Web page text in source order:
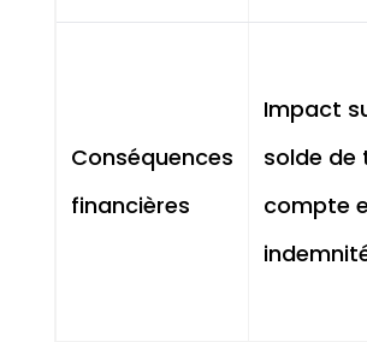
Conséquences
financières
Impact
solde de
compte